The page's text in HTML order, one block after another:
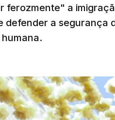
ferozmente" a
defender a segurança